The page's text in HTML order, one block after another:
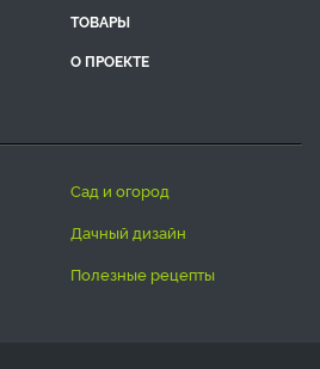
ТОВАРЫ
О ПРОЕКТЕ
сад и огород
дачный дизайн
полезные рецепты